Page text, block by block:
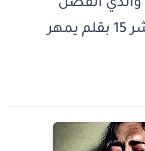
والدي الفصل
الخامس عشر 15 بقلم يمهر